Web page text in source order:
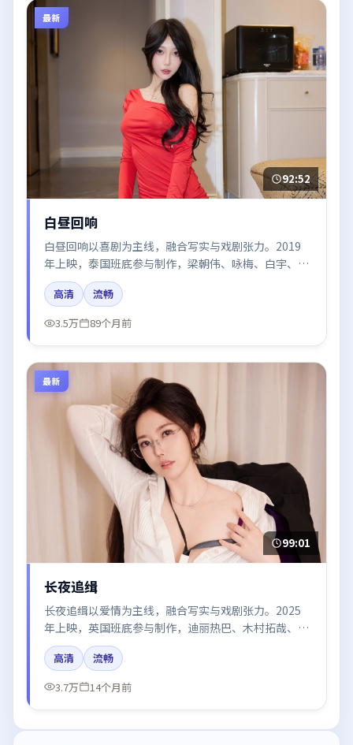
最新
92:52
白昼回响
白昼回响以喜剧为主线，融合写实与戏剧张力。2019
年上映，泰国班底参与制作，梁朝伟、咏梅、白宇、段
奕宏在片中呈现细腻表演，影像风格统一，配乐与剪辑
强化了情绪曲线。
高清
流畅
3.5万
89个月前
最新
99:01
长夜追缉
长夜追缉以爱情为主线，融合写实与戏剧张力。2025
年上映，英国班底参与制作，迪丽热巴、木村拓哉、刘
亦菲在片中呈现细腻表演，影像风格统一，配乐与剪辑
强化了情绪曲线。
高清
流畅
3.7万
14个月前